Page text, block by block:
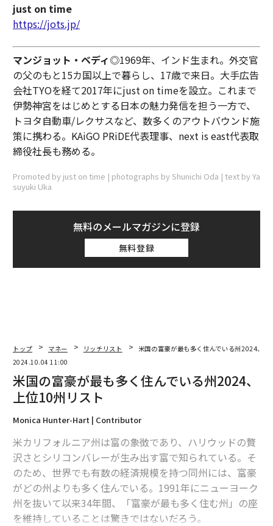
just on time
https://jots.jp/
マンジョット・ベディ◎1969年、インド生まれ。外交官
の父のもと15カ国以上で暮らし、17歳で来日。大手広告
会社TYOを経て2017年にjust on timeを設立。これまで
伊勢神宮をはじめとする日本の魅力発信を担う一方で、
トヨタ自動車/レクサスなど、数多くのアウトバウンド施
策に携わる。KAiGO PRiDE代表理事、next is east代表取
締役社長も務める。
Promoted by just on time | photographs by Shunichi Oda | text by Ya
suyuki Uka
無料のメールマガジンに登録
無料登録
トップ マネー リッチリスト
米国の富豪が最も多く住んでいる州2024、
2024.10.04 11:00
米国の富豪が最も多く住んでいる州2024、
上位10州リスト
Monica Hunter-Hart | Contributor
米カリフォルニア州は富の象徴であり、ハリウッドの贅
沢さとシリコンバレーが生み出す富で知られている。そ
のため、世界でも有数の経済規模を持つ同州には、富豪
がどの州よりも多く住んでいる。1991年にニューヨーク
州を抜いて以来34年間、「富豪が最も多く住む州」の座
を維持していることは驚きではないだろう。